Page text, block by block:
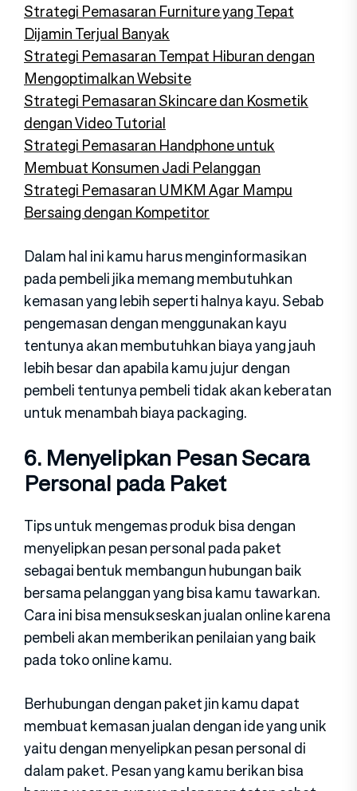
Strategi Pemasaran Furniture yang Tepat
Dijamin Terjual Banyak
Strategi Pemasaran Tempat Hiburan dengan
Mengoptimalkan Website
Strategi Pemasaran Skincare dan Kosmetik
dengan Video Tutorial
Strategi Pemasaran Handphone untuk
Membuat Konsumen Jadi Pelanggan
Strategi Pemasaran UMKM Agar Mampu
Bersaing dengan Kompetitor
Dalam hal ini kamu harus menginformasikan
pada pembeli jika memang membutuhkan
kemasan yang lebih seperti halnya kayu. Sebab
pengemasan dengan menggunakan kayu
tentunya akan membutuhkan biaya yang jauh
lebih besar dan apabila kamu jujur dengan
pembeli tentunya pembeli tidak akan keberatan
untuk menambah biaya packaging.
6. Menyelipkan Pesan Secara
Personal pada Paket
Tips untuk mengemas produk bisa dengan
menyelipkan pesan personal pada paket
sebagai bentuk membangun hubungan baik
bersama pelanggan yang bisa kamu tawarkan.
Cara ini bisa mensukseskan jualan online karena
pembeli akan memberikan penilaian yang baik
pada toko online kamu.
Berhubungan dengan paket jin kamu dapat
membuat kemasan jualan dengan ide yang unik
yaitu dengan menyelipkan pesan personal di
dalam paket. Pesan yang kamu berikan bisa